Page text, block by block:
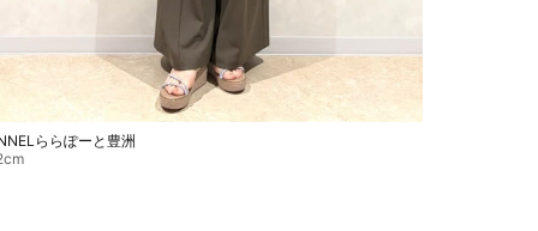
ららぽーと豊洲